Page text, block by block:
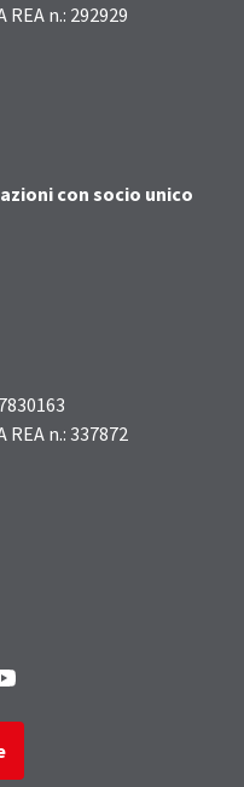
n.: 292929
azioni con socio unico
n.: 337872